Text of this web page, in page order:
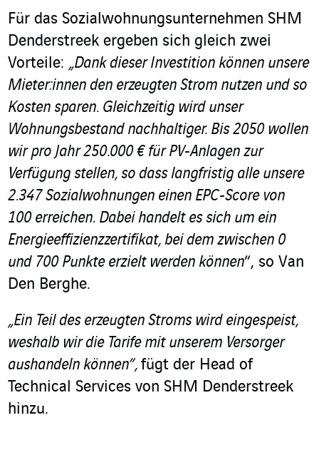
Für das Sozialwohnungsunternehmen SHM
Denderstreek ergeben sich gleich zwei
Vorteile: „Dank dieser Investition können unsere
Mieter:innen den erzeugten Strom nutzen und so
Kosten sparen. Gleichzeitig wird unser
Wohnungsbestand nachhaltiger. Bis 2050 wollen
wir pro Jahr 250.000 € für PV-Anlagen zur
Verfügung stellen, so dass langfristig alle unsere
2.347 Sozialwohnungen einen EPC-Score von
100 erreichen. Dabei handelt es sich um ein
Energieeffizienzzertifikat, bei dem zwischen 0
und 700 Punkte erzielt werden können“, so Van
Den Berghe.
„Ein Teil des erzeugten Stroms wird eingespeist,
weshalb wir die Tarife mit unserem Versorger
aushandeln können”, fügt der Head of
Technical Services von SHM Denderstreek
hinzu.